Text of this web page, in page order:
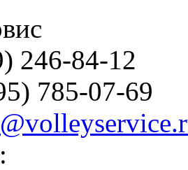
246-84-12
785-07-69